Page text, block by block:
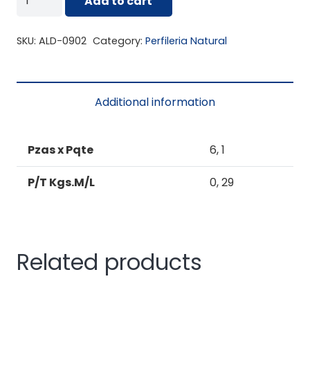
SKU: ALD-0902 Category: Perfileria Natural
Additional information
Pzas x Pqte 6, 1
P/T Kgs.M/L 0, 29
Related products